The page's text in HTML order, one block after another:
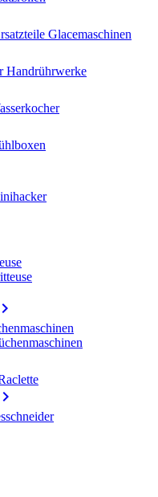
Glacemaschinen
Handrührwerke

